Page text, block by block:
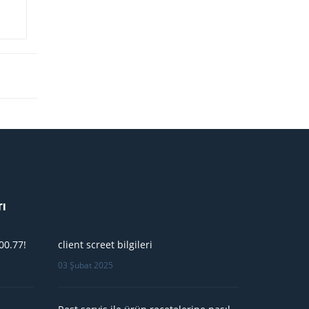
client screet bilgileri
03 Şubat 2025